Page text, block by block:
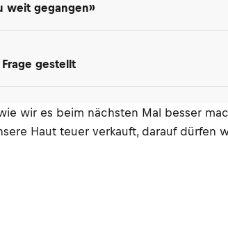
weit gegangen»
gestellt
wir es beim nächsten Mal besser
Haut teuer verkauft, darauf dürfen